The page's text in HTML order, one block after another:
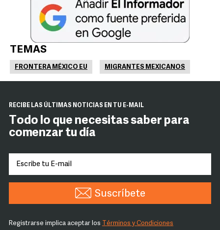
TEMAS
FRONTERA MÉXICO EU MIGRANTES MEXICANOS
RECIBE LAS ÚLTIMAS NOTICIAS EN TU E-MAIL
Todo lo que necesitas saber para
comenzar tu día
Suscríbete
Registrarse implica aceptar los Términos y Condiciones